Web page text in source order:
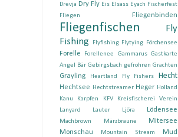
Drevja Dry Fly Eis Elsass Eyach Fischerfest
Fliegen
Fliegenbinden
Fliegenfischen
Fly
Fishing
Flyfishing Flytying Förchensee
Forelle Forellenee Gammarus Gastkarte
Angel Bär Gebirgsbach gefrohren Grachten
Grayling Heartland Fly Fishers Hecht
Hechtsee Hechtstreamer Heger Holland
Kanu
Karpfen KFV
Kreisfischerei Verein
Lanyard
Lauter Ljöra Lödensee
Machbrown Märzbraune
Mitersee
Monschau
Mountain Stream Mud